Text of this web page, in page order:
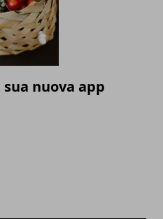
nuova app